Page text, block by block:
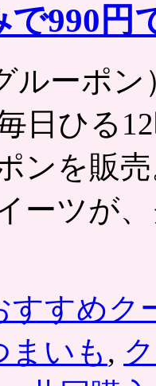
で990円
ルーポ
日ひる
ンを販
ーツが
すすめク
まいも ,